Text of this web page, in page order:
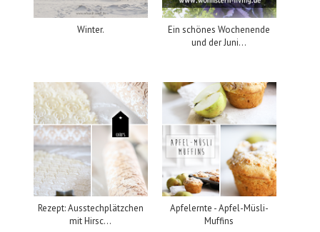
Winter.
Ein schönes Wochenende
und der Juni...
Rezept: Ausstechplätzchen
mit Hirsc...
Apfelernte - Apfel-Müsli-
Muffins